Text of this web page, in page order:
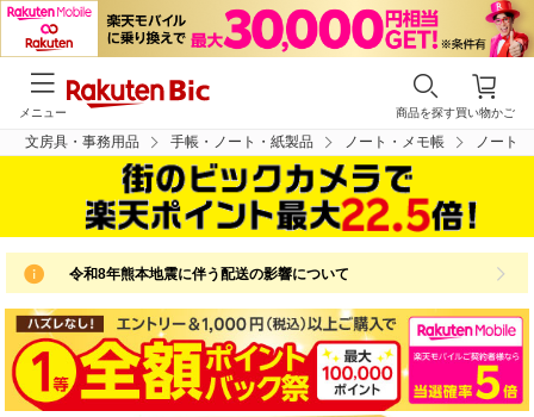
買い物かご
商品を探す
メニュー
文房具・事務用品 手帳・ノート・紙製品 ノート・メモ帳 ノート
令和8年熊本地震に伴う配送の影響について